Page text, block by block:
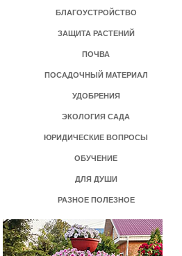
БЛАГОУСТРОЙСТВО
ЗАЩИТА РАСТЕНИЙ
ПОЧВА
ПОСАДОЧНЫЙ МАТЕРИАЛ
УДОБРЕНИЯ
ЭКОЛОГИЯ САДА
ЮРИДИЧЕСКИЕ ВОПРОСЫ
ОБУЧЕНИЕ
ДЛЯ ДУШИ
РАЗНОЕ ПОЛЕЗНОЕ